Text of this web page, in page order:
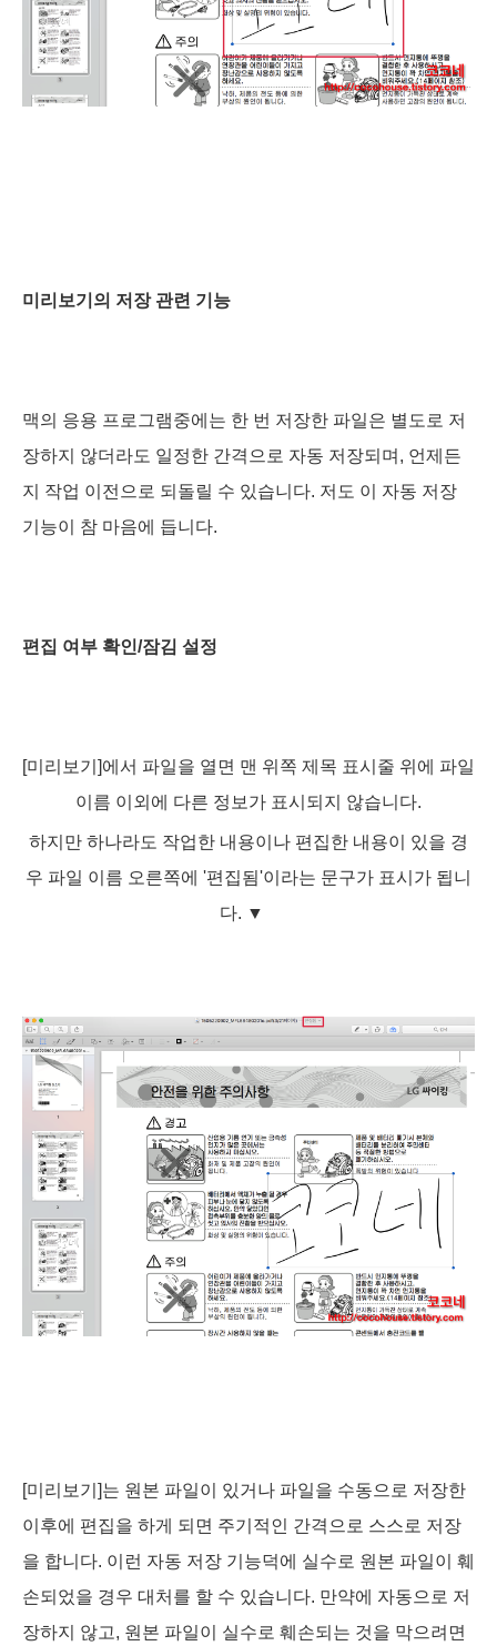
미리보기의 저장 관련 기능
맥의 응용 프로그램중에는 한 번 저장한 파일은 별도로 저
장하지 않더라도 일정한 간격으로 자동 저장되며, 언제든
지 작업 이전으로 되돌릴 수 있습니다. 저도 이 자동 저장
기능이 참 마음에 듭니다.
편집 여부 확인/잠김 설정
[미리보기]에서 파일을 열면 맨 위쪽 제목 표시줄 위에 파일
이름 이외에 다른 정보가 표시되지 않습니다.
하지만 하나라도 작업한 내용이나 편집한 내용이 있을 경
우 파일 이름 오른쪽에 '편집됨'이라는 문구가 표시가 됩니
다. ▼
[미리보기]는 원본 파일이 있거나 파일을 수동으로 저장한
이후에 편집을 하게 되면 주기적인 간격으로 스스로 저장
을 합니다. 이런 자동 저장 기능덕에 실수로 원본 파일이 훼
손되었을 경우 대처를 할 수 있습니다. 만약에 자동으로 저
장하지 않고, 원본 파일이 실수로 훼손되는 것을 막으려면